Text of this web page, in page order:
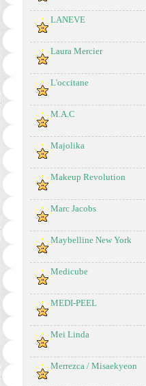
LANEVE
Laura Mercier
L'occitane
M.A.C
Majolika
Makeup Revolution
Marc Jacobs
Maybelline New York
Medicube
MEDI-PEEL
Mei Linda
Merrezca / Misaekyeon